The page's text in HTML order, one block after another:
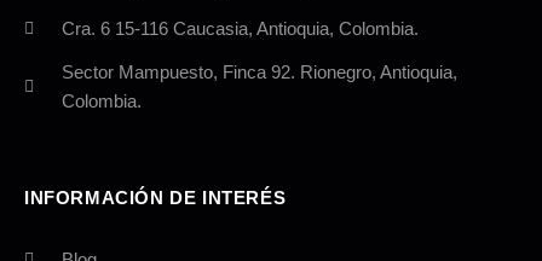
Cra. 6 15-116 Caucasia, Antioquia, Colombia.
Sector Mampuesto, Finca 92. Rionegro, Antioquia,
Colombia.
INFORMACIÓN DE INTERÉS